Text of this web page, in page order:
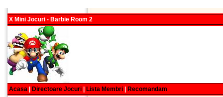
X Mini Jocuri - Barbie Room 2
Acasa Directoare Jocuri Lista Membri Recomandam